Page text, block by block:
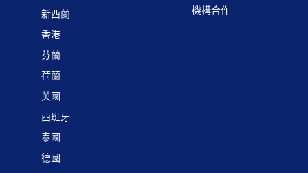
新西蘭
香港
芬蘭
荷蘭
英國
西班牙
泰國
德國
機構合作